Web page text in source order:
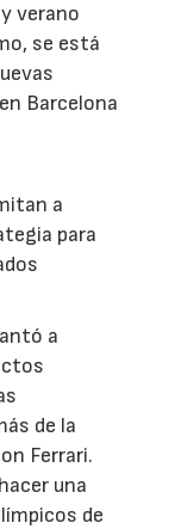
verano
se está
Barcelona
a
para
a
de la
Ferrari.
una
de